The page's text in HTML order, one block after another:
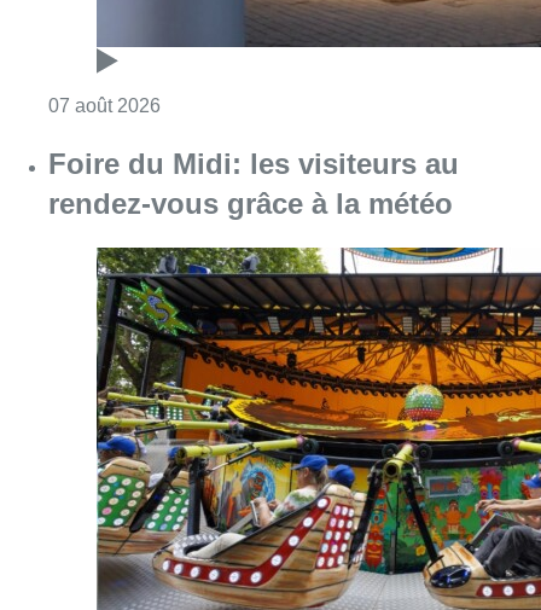
07 août 2026
Foire du Midi: les visiteurs au
rendez-vous grâce à la météo